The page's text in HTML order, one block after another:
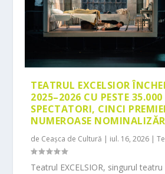
TEATRUL EXCELSIOR
2025–2026 CU PESTE 35.000
SPECTATORI, CINCI
NUMEROASE
de Ceașca de Cultură | iul. 16, 2026 |
Teatrul EXCELSIOR, singurul